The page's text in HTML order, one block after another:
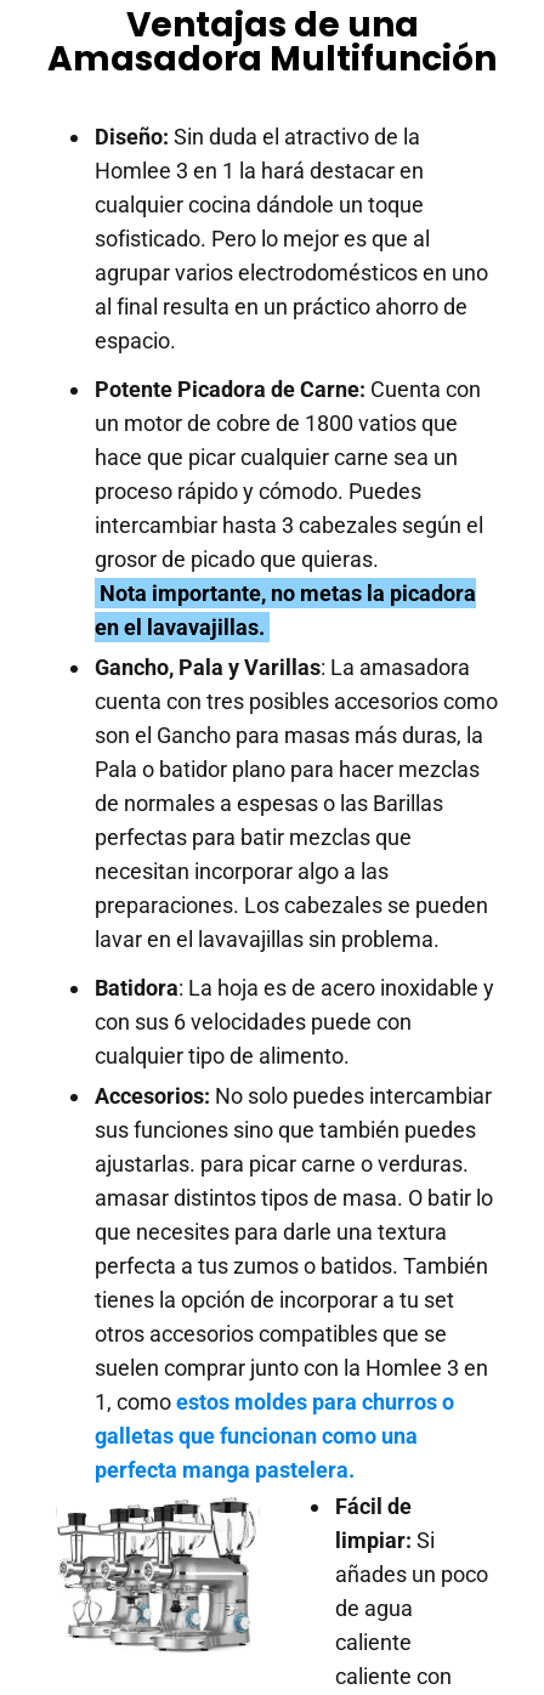
Ventajas de una
Amasadora Multifunción
Diseño: Sin duda el atractivo de la
Homlee 3 en 1 la hará destacar en
cualquier cocina dándole un toque
sofisticado. Pero lo mejor es que al
agrupar varios electrodomésticos en uno
al final resulta en un práctico ahorro de
espacio.
Potente Picadora de Carne: Cuenta con
un motor de cobre de 1800 vatios que
hace que picar cualquier carne sea un
proceso rápido y cómodo. Puedes
intercambiar hasta 3 cabezales según el
grosor de picado que quieras.
Nota importante, no metas la picadora
en el lavavajillas.
Gancho, Pala y Varillas: La amasadora
cuenta con tres posibles accesorios como
son el Gancho para masas más duras, la
Pala o batidor plano para hacer mezclas
de normales a espesas o las Barillas
perfectas para batir mezclas que
necesitan incorporar algo a las
preparaciones. Los cabezales se pueden
lavar en el lavavajillas sin problema.
Batidora: La hoja es de acero inoxidable y
con sus 6 velocidades puede con
cualquier tipo de alimento.
Accesorios: No solo puedes intercambiar
sus funciones sino que también puedes
ajustarlas. para picar carne o verduras.
amasar distintos tipos de masa. O batir lo
que necesites para darle una textura
perfecta a tus zumos o batidos. También
tienes la opción de incorporar a tu set
otros accesorios compatibles que se
suelen comprar junto con la Homlee 3 en
1, comoestos moldes para churros o
galletas que funcionan como una
perfecta manga pastelera.
Fácil de
limpiar: Si
añades un poco
de agua
caliente
caliente con